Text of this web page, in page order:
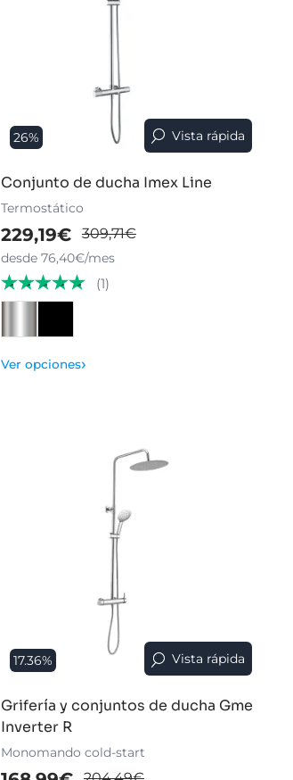
26% Vista rápida
Conjunto de ducha Imex Line
Termostático
229,19€ 309,71€
desde 76,40€/mes
(1)
Ver opciones›
17.36% Vista rápida
Grifería y conjuntos de ducha Gme
Inverter R
Monomando cold-start